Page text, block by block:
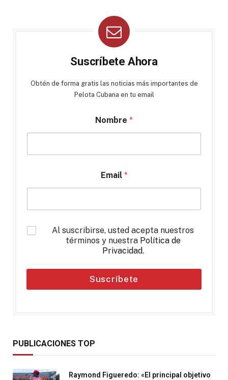
Suscríbete Ahora
Obtén de forma gratis las noticias más importantes de
Pelota Cubana en tu email
Nombre *
Email *
*
Al suscribirse, usted acepta nuestros
términos y nuestra Política de
Privacidad.
Suscríbete
PUBLICACIONES TOP
Raymond Figueredo: «El principal objetivo